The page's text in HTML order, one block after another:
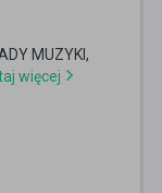
MUZYKI,
więcej